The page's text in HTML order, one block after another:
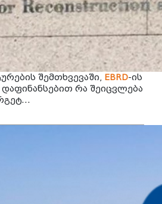
შემთხვევაში, EBRD-ის
რა შეიცვლება